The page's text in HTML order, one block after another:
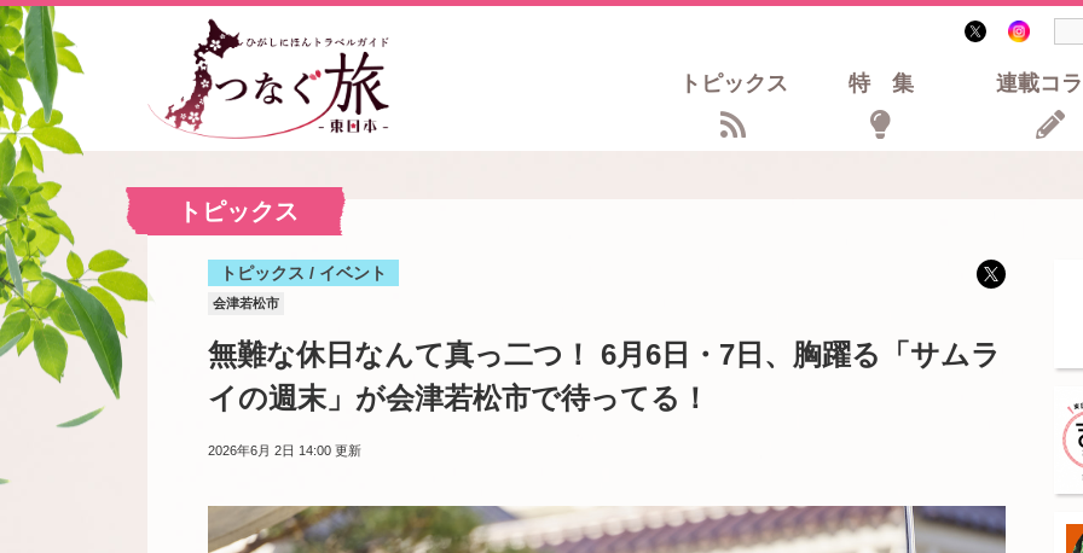
トピックス 特集 連載コ
トピックス
トピックス / イベント
会津若松市
無難な休日なんて真っ二つ！ 6月6日・7日、胸躍る「サムラ
イの週末」が会津若松市で待ってる！
2026年6月 2日 14:00 更新